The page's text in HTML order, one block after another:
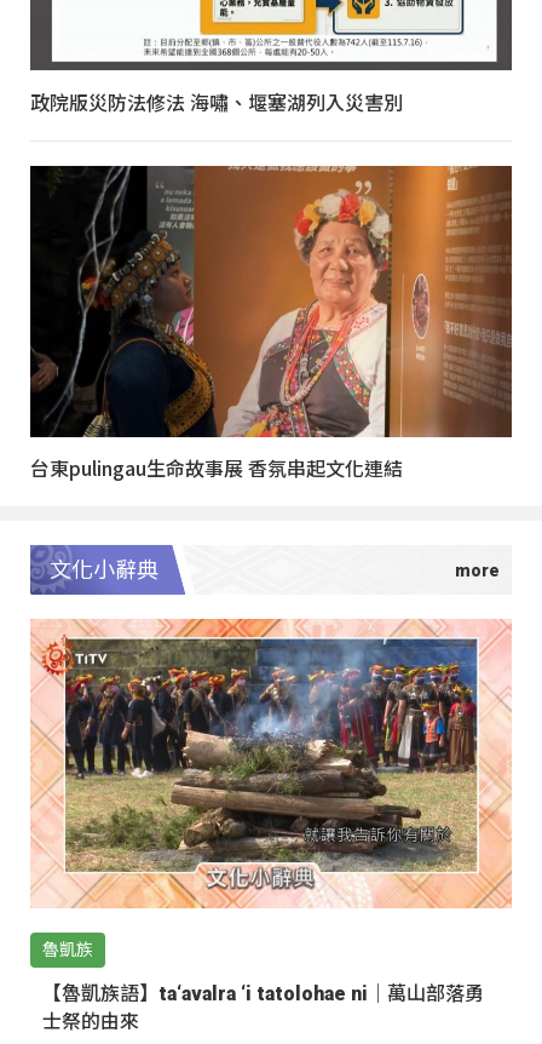
政院版災防法修法 海嘯、堰塞湖列入災害別
台東pulingau生命故事展 香氛串起文化連結
文化小辭典
魯凱族
【魯凱族語】ta‘avalra ‘i tatolohae ni｜萬山部落勇
士祭的由來